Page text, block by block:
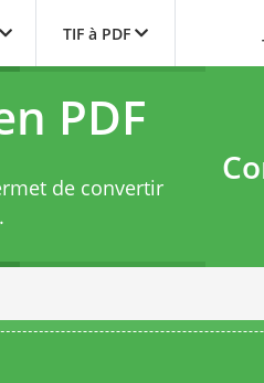
TIF à PDF
PDF
de convertir